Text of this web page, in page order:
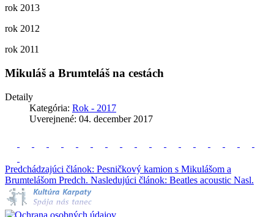
rok 2013
rok 2012
rok 2011
Mikuláš a Brumteláš na cestách
Detaily
Kategória: Rok - 2017
Uverejnené: 04. december 2017
Predchádzajúci článok: Pesničkový kamion s Mikulášom a
Brumtelášom Predch. Nasledujúci článok: Beatles acoustic Nasl.